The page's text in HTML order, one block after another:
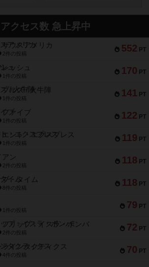
アクセス数 急上昇中
552 PT
ウスアメリカ
2件の投稿
170 PT
ッシュ
1件の投稿
141 PT
ルズ / 火牛陣
1件の投稿
122 PT
ァイブ
1件の投稿
119 PT
ント・エクスプレス
1件の投稿
118 PT
アン
2件の投稿
118 PT
・タイム
8件の投稿
79 PT
1件の投稿
72 PT
フリップ：イスラ・ボンバ
2件の投稿
70 PT
インタクティクス
4件の投稿